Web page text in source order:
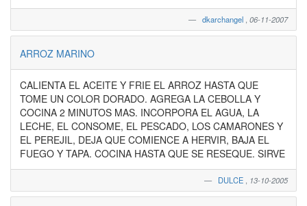
dkarchangel 06-11-2007
ARROZ MARINO
CALIENTA EL ACEITE Y FRIE EL ARROZ HASTA QUE
TOME UN COLOR DORADO. AGREGA LA CEBOLLA Y
COCINA 2 MINUTOS MAS. INCORPORA EL AGUA, LA
LECHE, EL CONSOME, EL PESCADO, LOS CAMARONES Y
EL PEREJIL, DEJA QUE COMIENCE A HERVIR, BAJA EL
FUEGO Y TAPA. COCINA HASTA QUE SE RESEQUE. SIRVE
DULCE 13-10-2005